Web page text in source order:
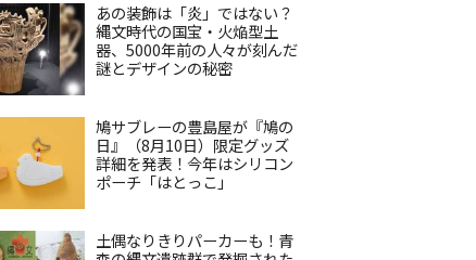
あの装飾は「炎」ではない？
縄文時代の国宝・火焔型土
器、5000年前の人々が刻んだ
謎とデザインの秘密
鳩サブレーの豊島屋が『鳩の
日』（8月10日）限定グッズ
詳細を発表！今年はシリコン
ポーチ「はとっこ」
土偶なりきりパーカーも！青